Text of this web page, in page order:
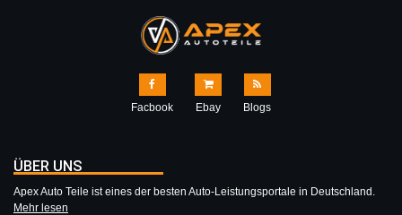
Facbook Ebay Blogs
ÜBER UNS
Apex Auto Teile ist eines der besten Auto-Leistungsportale in Deutschland.
Mehr lesen